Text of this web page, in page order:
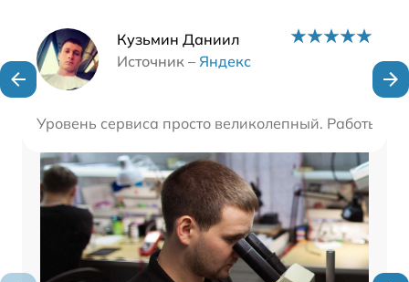
Кузьмин Даниил
Источник – Яндекс
Уровень сервиса просто великолепный. Работы
Наши мастера